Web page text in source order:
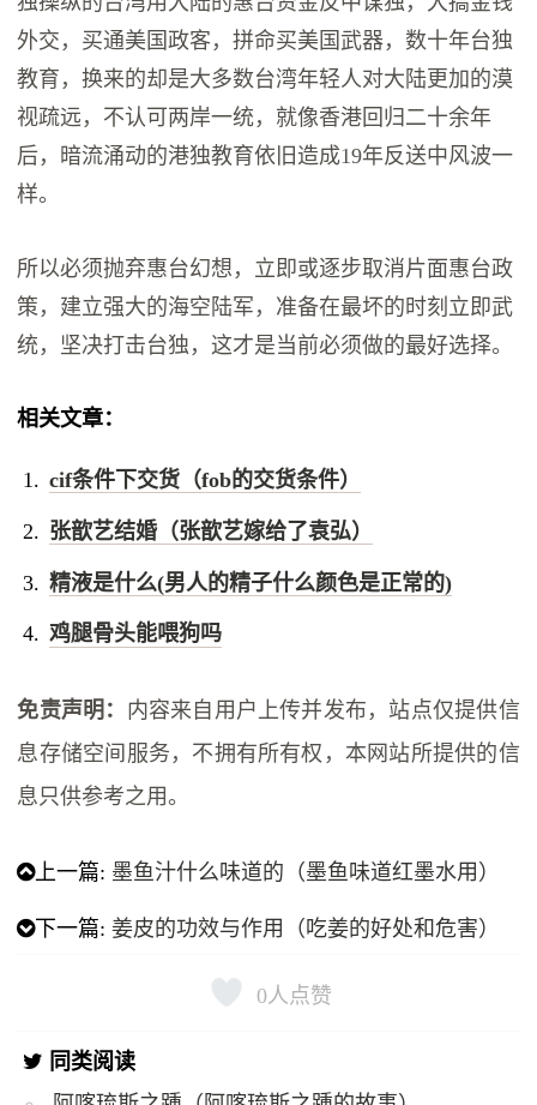
外交，买通美国政客，拼命买美国武器，数十年台独
教育，换来的却是大多数台湾年轻人对大陆更加的漠
视疏远，不认可两岸一统，就像香港回归二十余年
后，暗流涌动的港独教育依旧造成19年反送中风波一
样。
所以必须抛弃惠台幻想，立即或逐步取消片面惠台政
策，建立强大的海空陆军，准备在最坏的时刻立即武
统，坚决打击台独，这才是当前必须做的最好选择。
相关文章：
cif条件下交货（fob的交货条件）
张歆艺结婚（张歆艺嫁给了袁弘）
精液是什么(男人的精子什么颜色是正常的)
鸡腿骨头能喂狗吗
免责声明： 内容来自用户上传并发布，站点仅提供信
息存储空间服务，不拥有所有权，本网站所提供的信
息只供参考之用。
上一篇: 墨鱼汁什么味道的（墨鱼味道红墨水用）
下一篇:姜皮的功效与作用（吃姜的好处和危害）
0 人点赞
同类阅读